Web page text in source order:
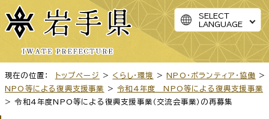
SELECT
LANGUAGE
現在の位置： トップページ > くらし・環境 >NPO・ボランティア・協働
>
NPO等による復興支援事業
>令和4年度 NPO等による復興支援事業
> 令和4年度NPO等による復興支援事業（交流会事業）の再募集